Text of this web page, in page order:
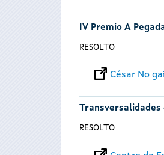
IV Premio A
RESOLTO
César No
RESOLTO